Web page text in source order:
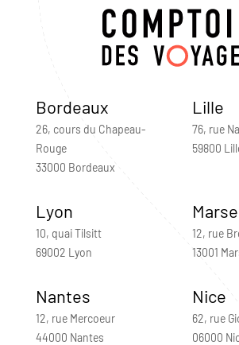
Bordeaux
26, cours du Chapeau-
Rouge
33000 Bordeaux
Lille
76, rue
59800
Lyon
10, quai Tilsitt
69002 Lyon
12, rue
13001
Nantes
12, rue Mercoeur
44000 Nantes
Nice
62, rue
06000